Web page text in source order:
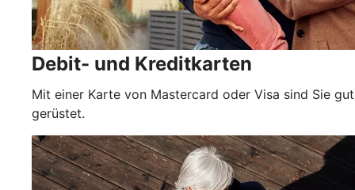
Debit- und Kreditkarten
Mit einer Karte von Mastercard oder Visa sind Sie gut
gerüstet.